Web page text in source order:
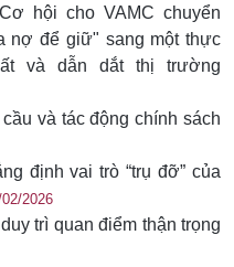
hội cho VAMC chuyển
nợ để giữ" sang một thực
và dẫn dắt thị trường
và tác động chính sách
định vai trò “trụ đỡ” của
2026
trì quan điểm thận trọng